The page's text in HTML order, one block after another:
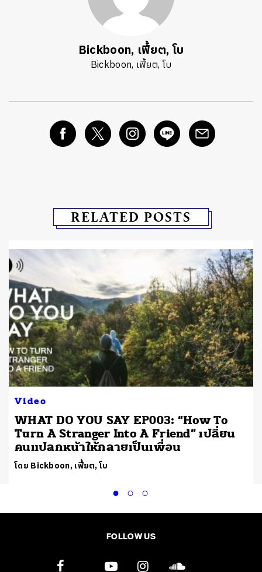
Bickboon, เฟี้ยต, โบ
Bickboon, เฟี้ยต, โบ
RELATED POSTS
Video
WHAT DO YOU SAY EP003: “How To
Turn A Stranger Into A Friend” เปลี่ยน
คนแปลกหน้าให้กลายเป็นเพื่อน
โดย Bickboon, เฟี้ยต, โบ
FOLLOW US